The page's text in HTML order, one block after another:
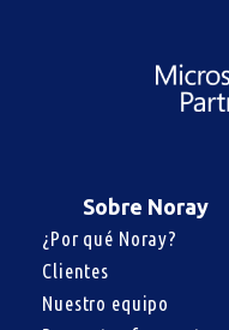
Sobre Noray
¿Por qué Noray?
Clientes
Nuestro equipo